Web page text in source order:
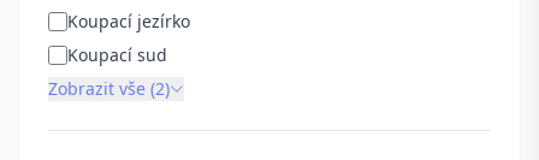
Koupací jezírko
Koupací sud
Zobrazit vše (2)